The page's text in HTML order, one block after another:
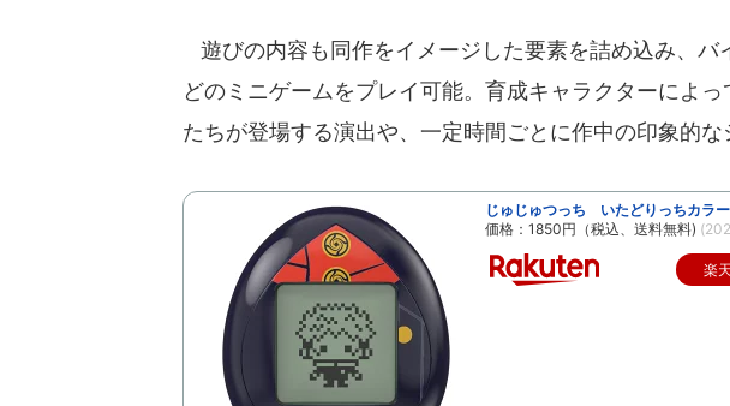
遊びの内容も同作をイメージした要素を詰め込み、バ
どのミニゲームをプレイ可能。育成キャラクターによっ
たちが登場する演出や、一定時間ごとに作中の印象的な
じゅじゅつっち いたどりっちカラー
価格：1850円（税込、送料無料)
楽